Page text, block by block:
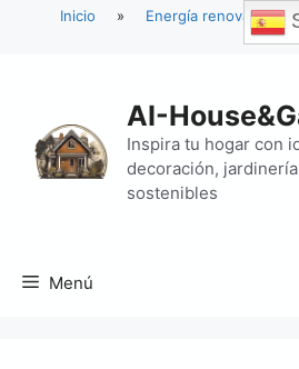
Inicio » Energía renovable en
contenido
AI-
Inspira tu hogar con
decoración,
sostenibles
Menú